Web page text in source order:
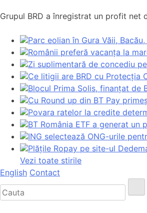
Grupul BRD a înregistrat un profit net
Parc eolian în Gura Văii,
Românii preferă vacanța la
Zi suplimentară de concediu
Ce litigii are BRD cu Protecția
Blocul Prima Solis, finanțat de
Cu Round up din BT Pay
Povara ratelor la credite
BT România ETF a generat un
ING selectează ONG-urile
Plățile Ropay pe site-ul
Vezi toate stirile
English Contact